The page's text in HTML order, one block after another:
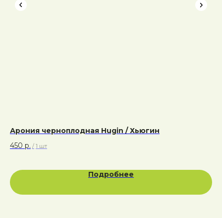
Арония черноплодная Hugin / Хьюгин
450 р. / 1 шт
Подробнее